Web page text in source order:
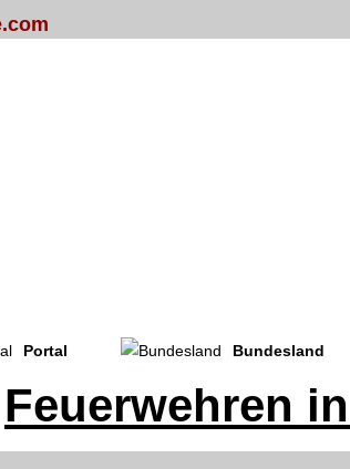
Portal Bundesland
Feuerwehren